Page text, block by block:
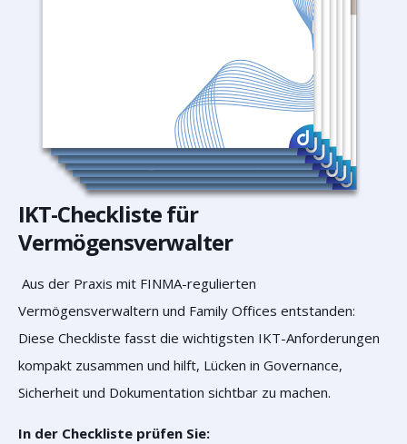
IKT-Checkliste für
Vermögensverwalter
Aus der Praxis mit FINMA-regulierten
Vermögensverwaltern und Family Offices entstanden:
Diese Checkliste fasst die wichtigsten IKT-Anforderungen
kompakt zusammen und hilft, Lücken in Governance,
Sicherheit und Dokumentation sichtbar zu machen.
In der Checkliste prüfen Sie: